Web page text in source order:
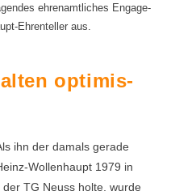
eh­ren­amt­li­ches En­ga­ge­
Eh­ren­tel­ler aus.
op­ti­mis­
ihn der da­mals ge­ra­de
Wol­len­haupt 1979 in
TG Neuss hol­te, wur­de